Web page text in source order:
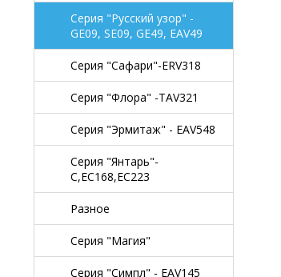
Серия "Русский узор" -
GE09, SE09, GE49, EAV49
Серия "Сафари"-ERV318
Серия "Флора" -TAV321
Серия "Эрмитаж" - EAV548
Серия "Янтарь"-
C,EC168,EC223
Разное
Серия "Магия"
Серия "Симпл" - EAV145